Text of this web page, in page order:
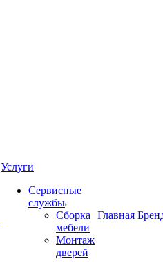
Услуги
Сервисные
службы
Сборка
мебели
Монтаж
дверей
Главная